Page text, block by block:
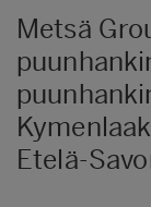
Metsä
Etelä-